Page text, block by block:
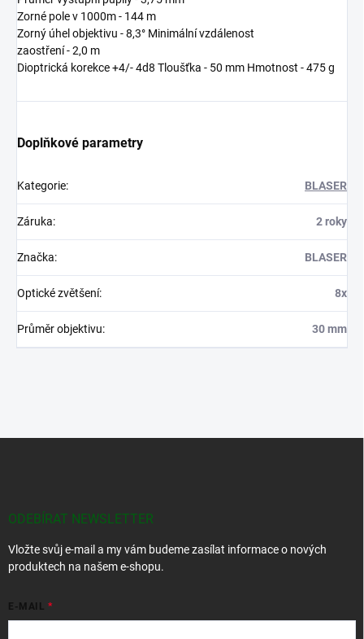
Zorné pole v 1000m - 144 m
Zorný úhel objektivu - 8,3° Minimálnívzdálenost
zaostření - 2,0 m
Dioptrická korekce +4/-4d8 Tloušťka - 50 mm Hmotnost - 475 g
Doplňkové parametry
Kategorie: BLASER
Záruka: 2 roky
Značka: BLASER
Optické zvětšení: 8x
Průměr objektivu: 30 mm
ODEBÍRAT NEWSLETTER
Vložte svůj e-mail a my vám budeme zasílat informace o nových
produktech na našem e-shopu.
E-MAIL